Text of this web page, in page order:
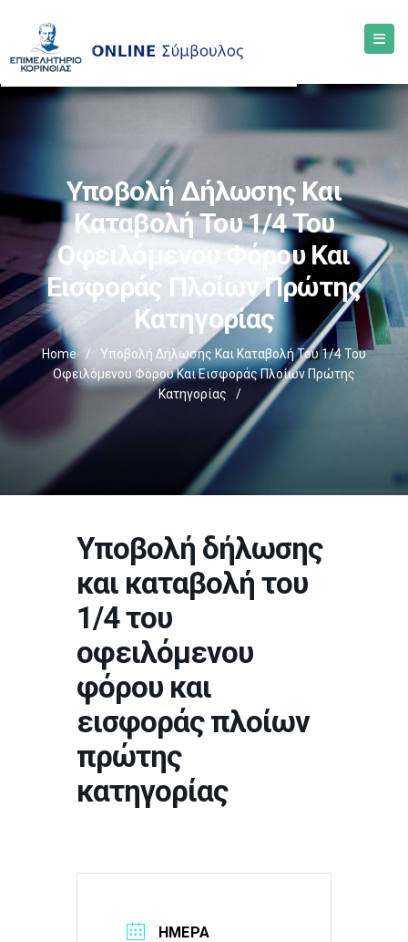
Υποβολή Δήλωσης Και
Καταβολή Του 1/4 Του
Οφειλόμενου Φόρου Και
Εισφοράς Πλοίων Πρώτης
Κατηγορίας
Home /
Υποβολή Δήλωσης Και Καταβολή Του 1/4 Του
Οφειλόμενου Φόρου Και Εισφοράς Πλοίων Πρώτης
Κατηγορίας
/
Υποβολή δήλωσης
και καταβολή του
1/4 του
οφειλόμενου
φόρου και
εισφοράς πλοίων
πρώτης
κατηγορίας
ΗΜΕΡΑ